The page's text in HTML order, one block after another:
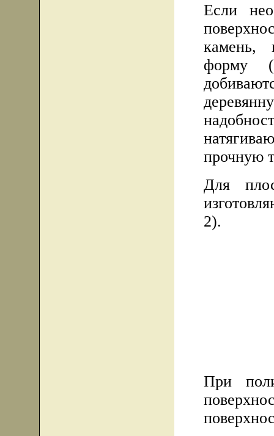
Если
камень,
форму
прочную
Для
2).
При